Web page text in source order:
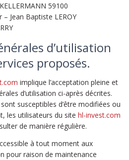
59100
Jean Baptiste LEROY
d’utilisation
proposés.
implique l’acceptation pleine et
d’utilisation ci-après décrites.
susceptibles d’être modifiées ou
les utilisateurs du site hl-invest.com
de manière régulière.
à tout moment aux
pour raison de maintenance